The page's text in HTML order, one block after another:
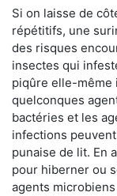
Si on laisse de
répétitifs, une
des risques
insectes qui
piqûre elle-même
quelconques
bactéries et les
infections
punaise de lit. En
pour hiberner ou
agents